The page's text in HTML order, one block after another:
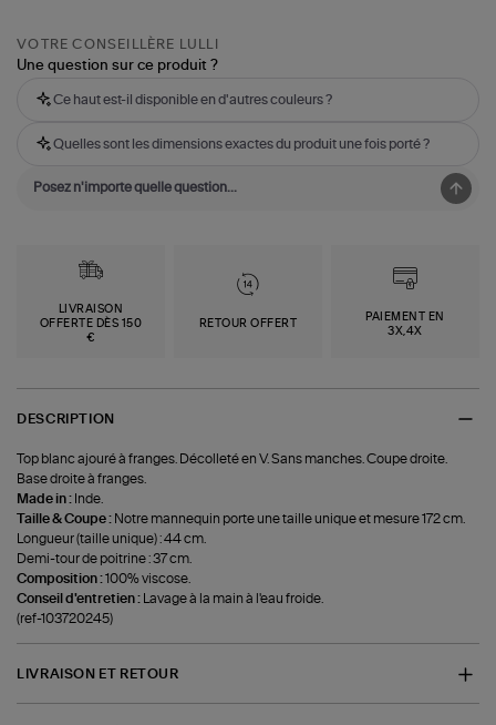
VOTRE CONSEILLÈRE LULLI
Une question sur ce produit ?
Ce haut est-il disponible en d'autres couleurs ?
Quelles sont les dimensions exactes du produit une fois porté ?
LIVRAISON
OFFERTE DÈS 150
€
RETOUR OFFERT
PAIEMENT EN
3X,4X
DESCRIPTION
Top blanc ajouré à franges. Décolleté en V. Sans manches. Coupe droite.
Base droite à franges.
Made in : Inde.
Taille & Coupe : Notre mannequin porte une taille unique et mesure 172 cm.
Longueur (taille unique) : 44 cm.
Demi-tour de poitrine : 37 cm.
Composition :100% viscose.
Conseil d'entretien : Lavage à la main à l'eau froide.
(ref-103720245)
LIVRAISON ET RETOUR